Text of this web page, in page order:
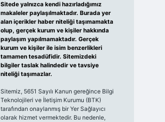
Sitede yalnızca kendi hazırladığımız
makaleler paylaşılmaktadır. Burada yer
alan içerikler haber niteliği taşımamakta
olup, gerçek kurum ve kişiler hakkında
paylaşım yapılmamaktadır. Gerçek
kurum ve kişiler ile isim benzerlikleri
tamamen tesadüfidir. Sitemizdeki
bilgiler taslak halindedir ve tavsiye
niteliği taşımazlar.
Sitemiz, 5651 Sayılı Kanun gereğince Bilgi
Teknolojileri ve İletişim Kurumu (BTK)
tarafından onaylanmış bir Yer Sağlayıcı
olarak hizmet vermektedir. Bu nedenle,